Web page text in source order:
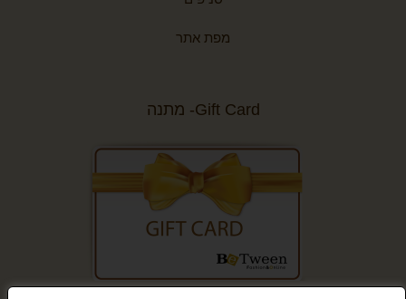
מפת אתר
Gift Card- מתנה